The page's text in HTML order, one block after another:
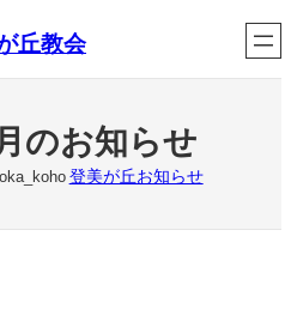
丘教会
のお知らせ
登美が丘お知らせ